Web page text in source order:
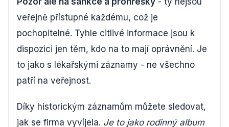
veřejně přístupné každému, což je
pochopitelné. Tyhle citlivé informace jsou k
dispozici jen těm, kdo na to mají oprávnění. Je
to jako s lékařskými záznamy - ne všechno
patří na veřejnost.
Díky historickým záznamům můžete sledovat,
jak se firma vyvíjela. Je to jako rodinný album